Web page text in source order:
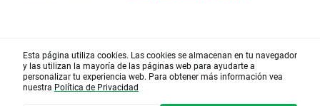
Esta página utiliza cookies. Las cookies se almacenan en tu navegador
y las utilizan la mayoría de las páginas web para ayudarte a
personalizar tu experiencia web. Para obtener más información vea
nuestra Política de Privacidad